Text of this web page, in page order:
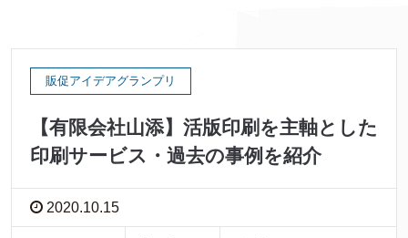
販促アイデアグランプリ
【有限会社山添】活版印刷を主軸とした
印刷サービス・過去の事例を紹介
2020.10.15